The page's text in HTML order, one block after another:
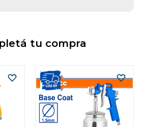
tu compra